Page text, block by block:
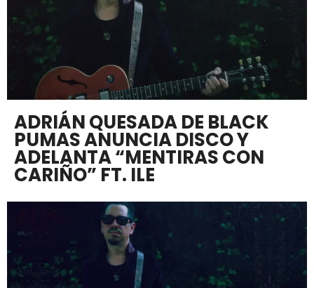
ADRIÁN QUESADA DE BLACK
PUMAS ANUNCIA DISCO Y
ADELANTA “MENTIRAS CON
CARIÑO” FT. ILE